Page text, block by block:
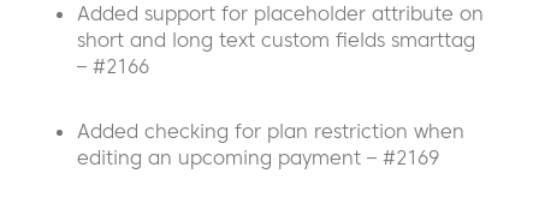
Added support for placeholder attribute on
short and long text custom fields smarttag
– #2166
Added checking for plan restriction when
editing an upcoming payment – #2169